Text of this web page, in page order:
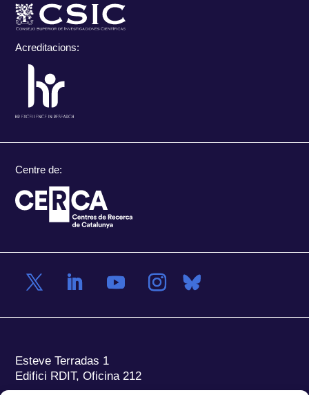
Acreditacions:
Centre de:
Esteve Terradas 1
Edifici RDIT, Oficina 212